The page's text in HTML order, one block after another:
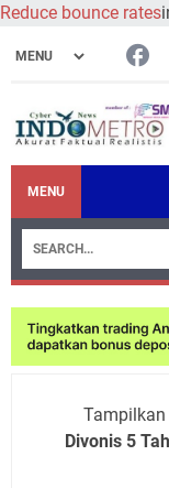
Reduce bounce rates
MENU
Divonis 5